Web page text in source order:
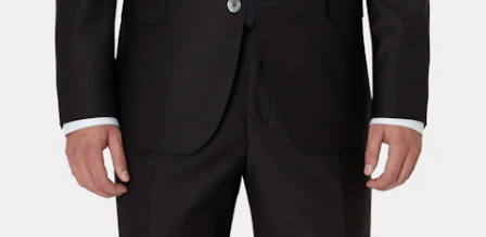
Velg størrelsen din for
Størrelsesguide